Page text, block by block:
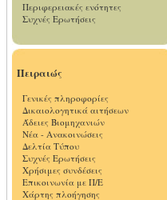
Περιφερειακές ενότητες
Συχνές Ερωτήσεις
Πειραιώς
Γενικές πληροφορίες
Δικαιολογητικά αιτήσεων
Άδειες Βιομηχανιών
Νέα - Ανακοινώσεις
Δελτία Τύπου
Συχνές Ερωτήσεις
Χρήσιμες συνδέσεις
Επικοινωνία με Π/Ε
Χάρτης πλοήγησης